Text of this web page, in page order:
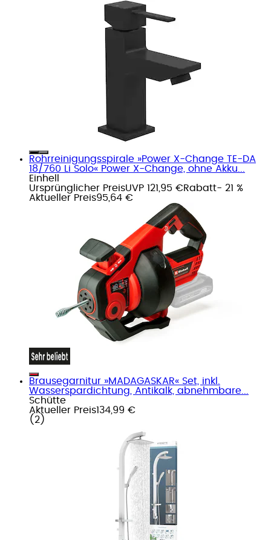
Rohrreinigungsspirale »Power X-Change TE-DA
18/760 Li Solo« Power X-Change, ohne Akku...
Einhell
Ursprünglicher PreisUVP 121,95 €Rabatt- 21 %
Aktueller Preis95,64 €
Brausegarnitur »MADAGASKAR« Set, inkl.
Wasserspardichtung, Antikalk, abnehmbare...
Schütte
Aktueller Preis134,99 €
( 2 )